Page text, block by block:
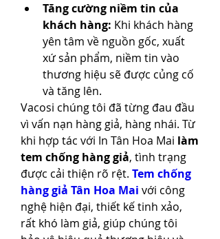
Tăng cường niềm tin của
khách hàng: Khi khách hàng
yên tâm về nguồn gốc, xuất
xứ sản phẩm, niềm tin vào
thương hiệu sẽ được củng cố
và tăng lên.
Vacosi chúng tôi đã từng đau đầu
vì vấn nạn hàng giả, hàng nhái. Từ
khi hợp tác với In Tân Hoa Mai làm
tem chống hàng giả, tình trạng
được cải thiện rõ rệt. Tem chống
hàng giả Tân Hoa Mai với công
nghệ hiện đại, thiết kế tinh xảo,
rất khó làm giả, giúp chúng tôi